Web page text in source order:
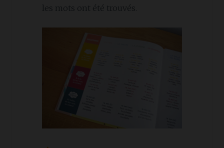
les mots ont été trouvés.